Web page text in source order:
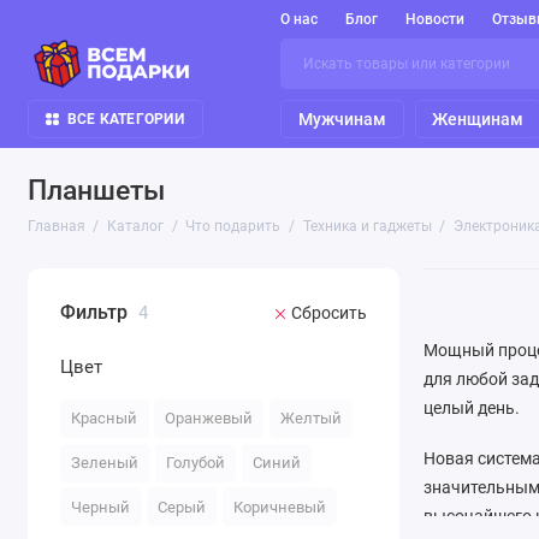
О нас Блог Новости
ВСЕ КАТЕГОРИИ Мужчинам Женщинам
Планшеты
Главная Каталог Что подарить Техника и гаджеты
Фильтр 4 Сбросить
Цвет
Красный Оранжевый Желтый
Зеленый Голубой Синий
Черный Серый Коричневый
Мощный
для любой
целый день.
Новая
высочайшего